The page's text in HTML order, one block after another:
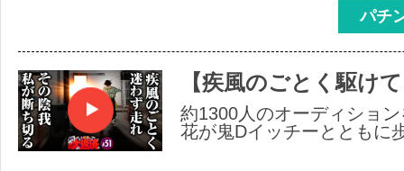
パチ
【疾風のごとく駆け
約1300人のオーディショ
花が鬼Dイッチーとともに